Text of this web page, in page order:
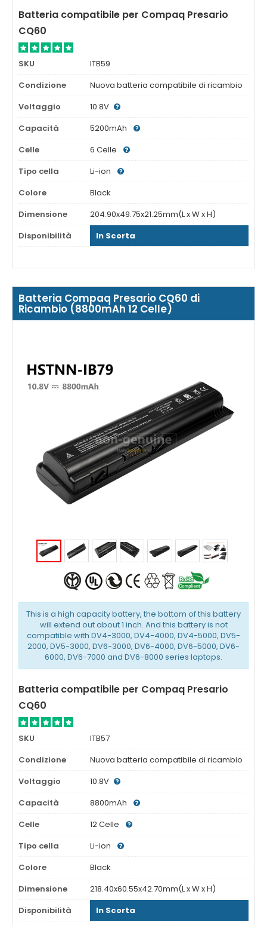
Batteria compatibile per Compaq Presario
CQ60
SKU
ITB59
Condizione
Nuova batteria compatibile di ricambio
Voltaggio
10.8V
Capacità
5200mAh
Celle
6 Celle
Tipo cella
Li-ion
Colore
Black
Dimensione
204.90x49.75x21.25mm(L x W x H)
Disponibilità
In Scorta
Batteria Compaq Presario CQ60 di
Ricambio (8800mAh 12 Celle)
This is a high capacity battery, the bottom of this battery
will extend out about 1 inch. And this battery is not
compatible with DV4-3000, DV4-4000, DV4-5000, DV5-
2000, DV5-3000, DV6-3000, DV6-4000, DV6-5000, DV6-
6000, DV6-7000 and DV6-8000 series laptops.
Batteria compatibile per Compaq Presario
CQ60
SKU
ITB57
Condizione
Nuova batteria compatibile di ricambio
Voltaggio
10.8V
Capacità
8800mAh
Celle
12 Celle
Tipo cella
Li-ion
Colore
Black
Dimensione
218.40x60.55x42.70mm(L x W x H)
Disponibilità
In Scorta